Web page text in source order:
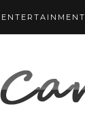
ENTERTAINMENT